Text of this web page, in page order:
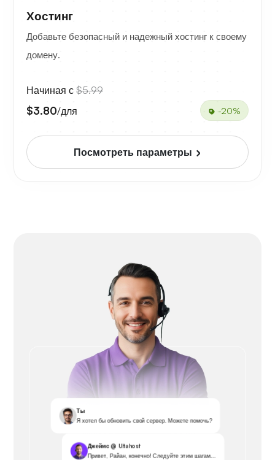
Хостинг
Добавьте безопасный и надежный хостинг к своему
домену.
Начиная с $5.99
$3.80/для -20%
Посмотреть параметры
Ты
Я хотел бы обновить свой сервер. Можете помочь?
Джеймс @ Ultahost
Привет, Райан, конечно! Следуйте этим шагам...